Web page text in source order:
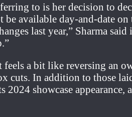
to is her decision to
available day-and-date on
last year,” Sharma
a bit like reversing an
cuts. In addition to those
2024 showcase